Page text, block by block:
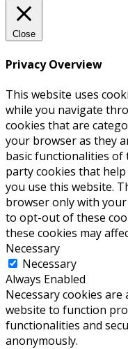
Close
Privacy Overview
This website uses
while you navigate
cookies that are
your browser as they
basic functionalities of
party cookies that
you use this website.
browser only with
to opt-out of these
these cookies may
Necessary
Necessary
Always Enabled
Necessary cookies
website to function
functionalities and
anonymously.